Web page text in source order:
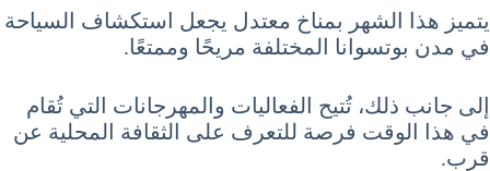
يتميز هذا الشهر بمناخ معتدل يجعل استكشاف السياحة
في مدن بوتسوانا المختلفة مريحًا وممتعًا.
إلى جانب ذلك، تُتيح الفعاليات والمهرجانات التي تُقام
في هذا الوقت فرصة للتعرف على الثقافة المحلية عن
قرب.